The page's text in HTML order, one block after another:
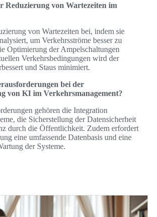
Reduzierung von Wartezeiten im
von Wartezeiten bei, indem sie
um Verkehrsströme besser zu
Optimierung der Ampelschaltungen
Verkehrsbedingungen wird der
und Staus minimiert.
bei der
von KI im Verkehrsmanagement?
gehören die Integration
die Sicherstellung der Datensicherheit
durch die Öffentlichkeit. Zudem erfordert
eine umfassende Datenbasis und eine
der Systeme.